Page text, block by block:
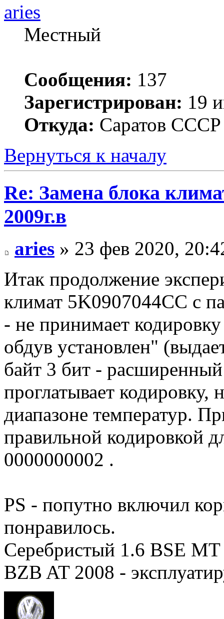
aries
Местный
Сообщения: 137
Зарегистрирован: 19
Откуда: Саратов
Вернуться к началу
Re: Замена блока
2009г.в
aries » 23 фев 2020,
Итак продолжение
климат 5K0907044CC с
- не принимает
обдув установлен"
байт 3 бит -
проглатывает кодировку,
диапазоне температур.
правильной кодировкой
0000000002 .
PS - попутно включил
понравилось.
Серебристый 1.6 BSE
BZB AT 2008 -